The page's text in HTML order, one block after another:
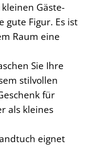
Gäste-
gute Figur. Es ist
Raum eine
Sie Ihre
stilvollen
für
als kleines
eignet